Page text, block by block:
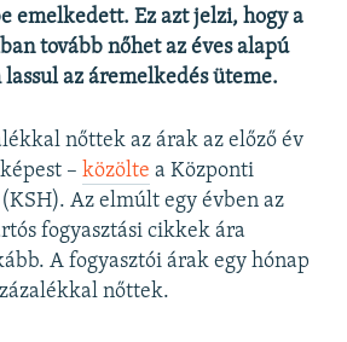
weboldal
emelkedett. Ez azt jelzi, hogy a
tovább nőhet az éves alapú
az áremelkedés üteme.
nőttek az árak az előző év
– közölte a Központi
Az elmúlt egy évben az
fogyasztási cikkek ára
A fogyasztói árak egy hónap
nőttek.